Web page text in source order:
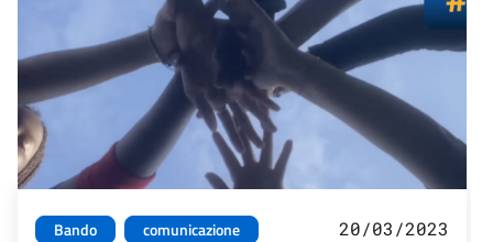
Bando comunicazione 20/03/2023